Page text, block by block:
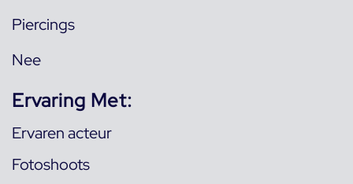
Piercings
Nee
Ervaring Met:
Ervaren acteur
Fotoshoots